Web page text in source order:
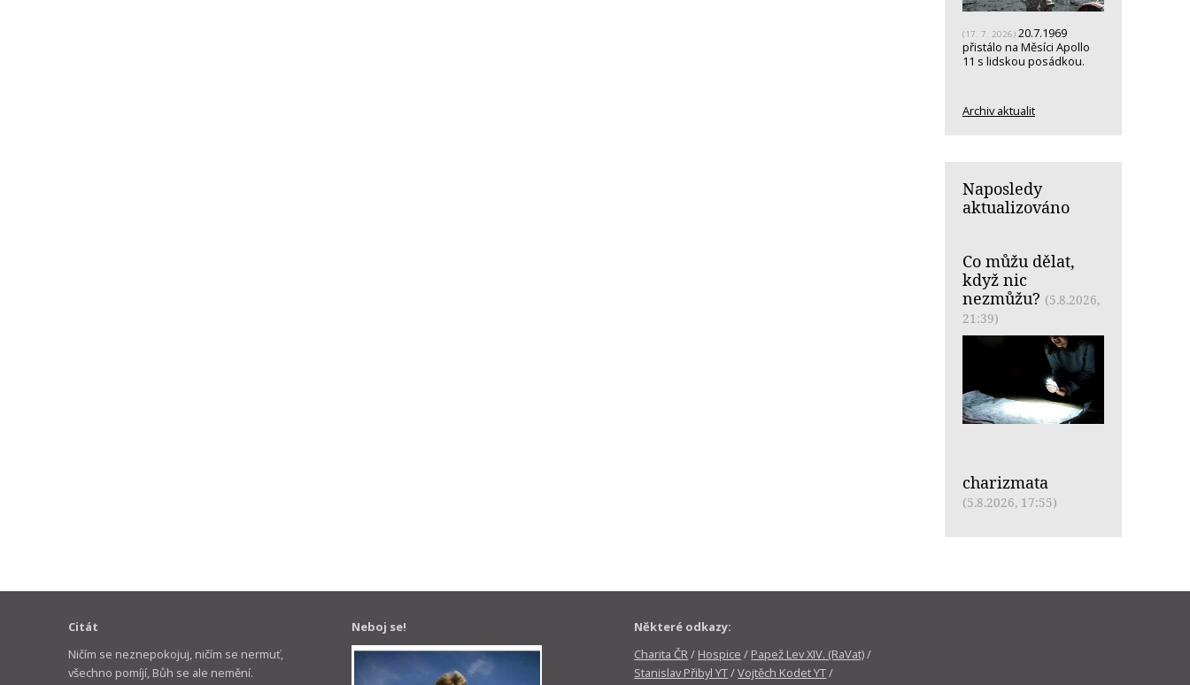
(17. 7. 2026) 20.7.1969
přistálo na Měsíci Apollo
11 s lidskou posádkou.
Archiv aktualit
Naposledy
aktualizováno
Co můžu dělat,
když nic
nezmůžu? (5.8.2026,
21:39)
charizmata
(5.8.2026, 17:55)
Citát
Ničím se neznepokojuj, ničím se nermuť,
všechno pomíjí, Bůh se ale nemění.
Neboj se!
Některé odkazy:
Charita ČR / Hospice / Papež Lev XIV. (RaVat)/
Stanislav Přibyl YT/Vojtěch Kodet YT/